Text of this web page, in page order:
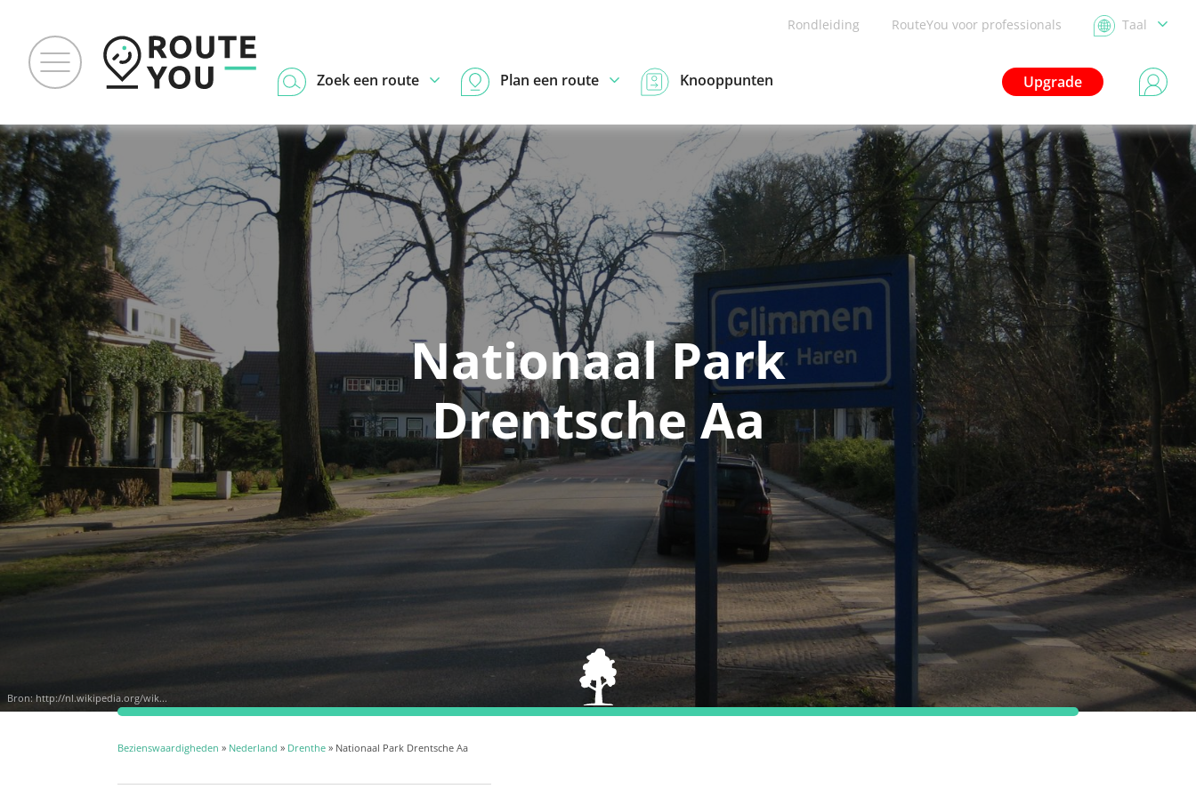
Rondleiding RouteYou voor professionals Taal
Upgrade
Zoek een route Plan een route Knooppunten
Nationaal Park
Drentsche Aa
Bron:http://nl.wikipedia.org/wik...
Bezienswaardigheden » Nederland » Drenthe » Nationaal Park Drentsche Aa